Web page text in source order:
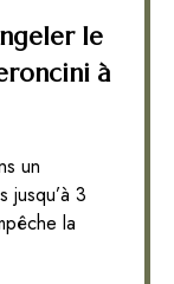
le
à
un
jusqu’à 3
la